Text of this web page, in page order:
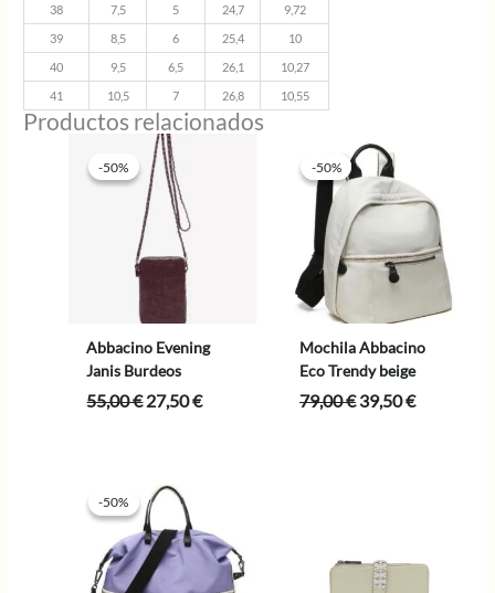
38
7,5 5 24,7
9,72
39
8,5 6 25,4
10
40
9,5 6,5 26,1
10,27
41
10,5 7 26,8 10,55
Productos relacionados
-50%
-50%
Abbacino Evening
Janis Burdeos
55,00€El
55,00 €.
27,50€El
-50%
-50%
Mochila Abbacino
Eco Trendy beige
79,00€ El
39,50€El
-50%
-50%